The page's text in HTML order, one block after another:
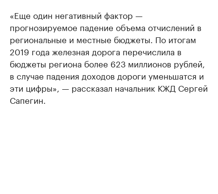
«Еще один негативный фактор —
прогнозируемое падение объема отчислений в
региональные и местные бюджеты. По итогам
2019 года железная дорога перечислила в
бюджеты региона более 623 миллионов рублей,
в случае падения доходов дороги уменьшатся и
эти цифры», — рассказал начальник КЖД Сергей
Сапегин.